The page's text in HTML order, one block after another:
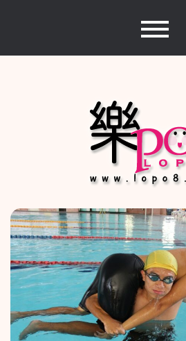
樂PO
分享你的樂事，樂PO吧~